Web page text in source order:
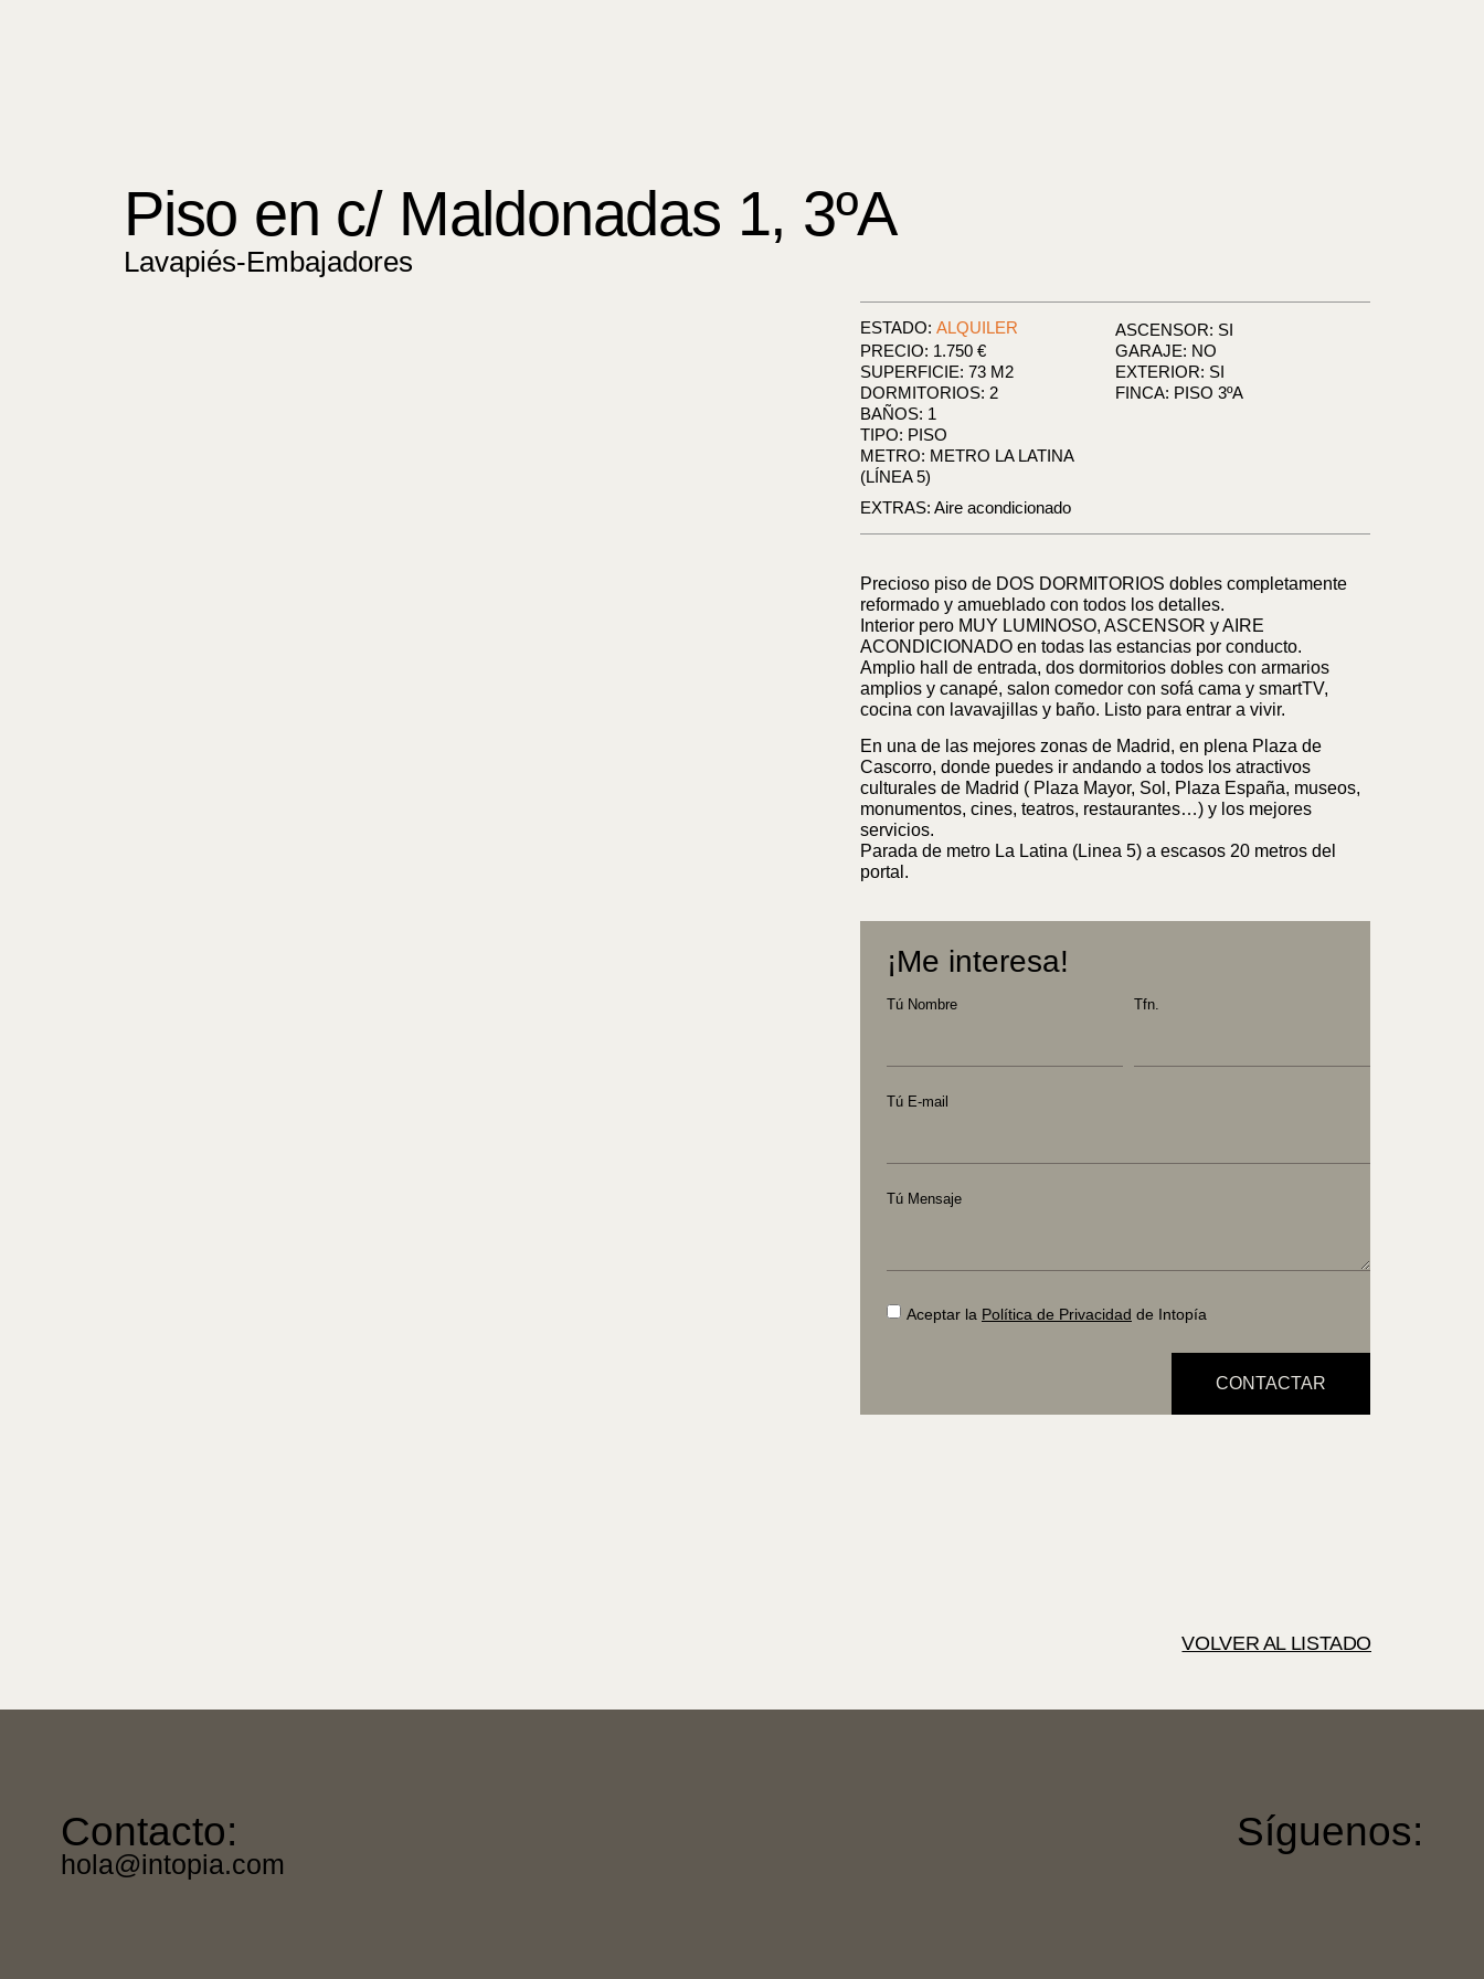
Piso en c/ Maldonadas 1, 3ºA
Lavapiés-Embajadores
ESTADO: ALQUILER
PRECIO: 1.750 €
SUPERFICIE: 73 M2
DORMITORIOS: 2
BAÑOS: 1
TIPO: PISO
METRO: METRO LA LATINA
(LÍNEA 5)
ASCENSOR: SI
GARAJE: NO
EXTERIOR: SI
FINCA: PISO 3ºA
EXTRAS: Aire acondicionado
Precioso piso de DOS DORMITORIOS dobles completamente
reformado y amueblado con todos los detalles.
Interior pero MUY LUMINOSO, ASCENSOR y AIRE
ACONDICIONADO en todas las estancias por conducto.
Amplio hall de entrada, dos dormitorios dobles con armarios
amplios y canapé, salon comedor con sofá cama y smartTV,
cocina con lavavajillas y baño. Listo para entrar a vivir.
En una de las mejores zonas de Madrid, en plena Plaza de
Cascorro, donde puedes ir andando a todos los atractivos
culturales de Madrid ( Plaza Mayor, Sol, Plaza España, museos,
monumentos, cines, teatros, restaurantes…) y los mejores
servicios.
Parada de metro La Latina (Linea 5) a escasos 20 metros del
portal.
¡Me interesa!
Tú Nombre Tfn.
Tú E-mail
Tú Mensaje
Aceptar la Política de Privacidad de Intopía
CONTACTAR
VOLVER AL LISTADO
Contacto:
hola@intopia.com
Síguenos: